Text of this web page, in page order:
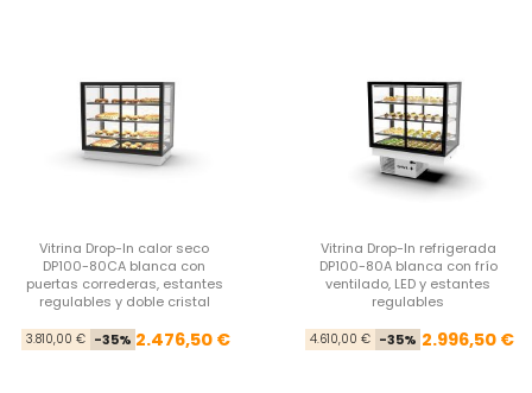
Vitrina Drop-In calor seco
DP100-80CA blanca con
puertas correderas, estantes
regulables y doble cristal
Precio base
3.810,00 € -35% Precio
2.476,50 €
Vitrina Drop-In refrigerada
DP100-80A blanca con frío
ventilado, LED y estantes
regulables
4.610,00 € -35% 2.996,50 €